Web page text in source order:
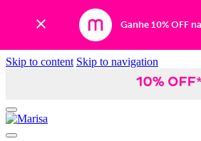
Ganhe 10% OFF
Skip to content Skip to navigation